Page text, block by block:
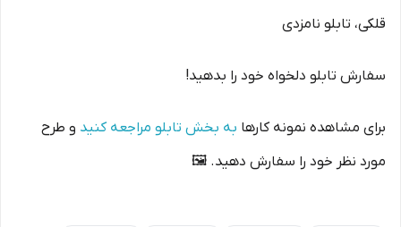
قلکی، تابلو نامزدی
سفارش تابلو دلخواه خود را بدهید!
برای مشاهده نمونه کارها به بخش تابلو مراجعه کنید و طرح
مورد نظر خود را سفارش دهید. 🖼️